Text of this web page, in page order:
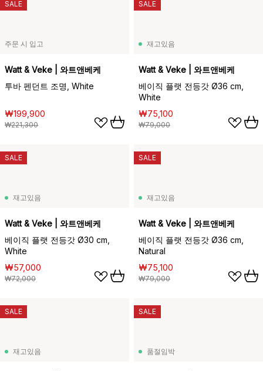
주문 시 입고
Watt & Veke | 와트앤베케
투바 펜던트 조명, White
₩199,900
₩221,300
SALE
재고있음
Watt & Veke | 와트앤베케
베이직 플랫 전등갓 Ø36 cm,
White
₩75,100
₩79,000
SALE
재고있음
Watt & Veke | 와트앤베케
베이직 플랫 전등갓 Ø30 cm,
White
₩57,000
₩72,000
SALE
재고있음
Watt & Veke | 와트앤베케
베이직 플랫 전등갓 Ø36 cm,
Natural
₩75,100
₩79,000
SALE
재고있음
SALE
품절임박
SALE